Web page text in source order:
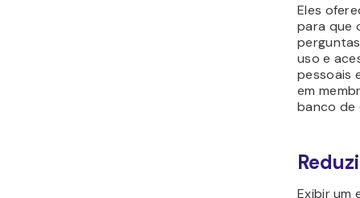
Eles
para que
uso e
pessoais
em
banco de
Exibir um